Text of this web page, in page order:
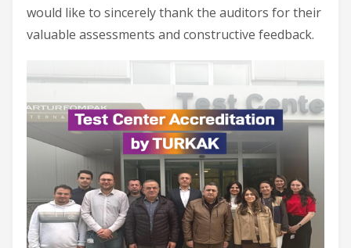
would like to sincerely thank the auditors for their
valuable assessments and constructive feedback.